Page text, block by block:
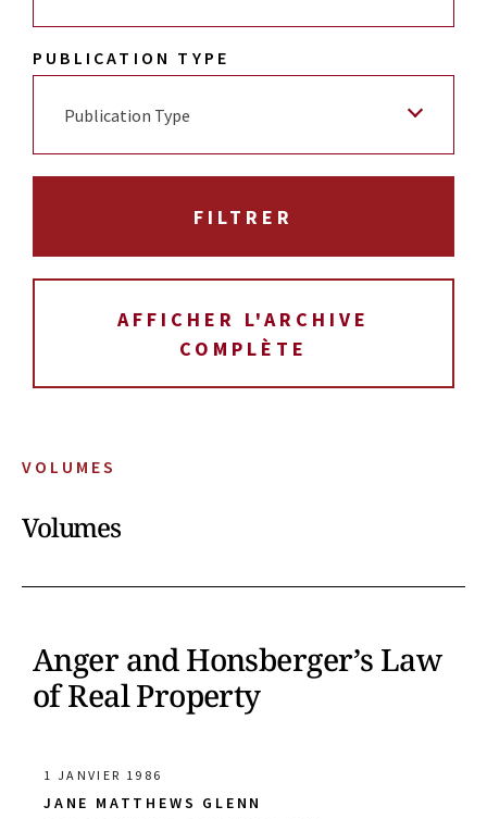
VOLUMES
Volumes
Anger and Honsberger’s Law
of Real Property
1 JANVIER 1986
JANE MATTHEWS GLENN
PUBLICATION TYPE
Publication Type
AFFICHER L'ARCHIVE
COMPLÈTE